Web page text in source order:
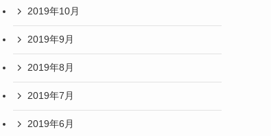
2019年10月
2019年9月
2019年8月
2019年7月
2019年6月